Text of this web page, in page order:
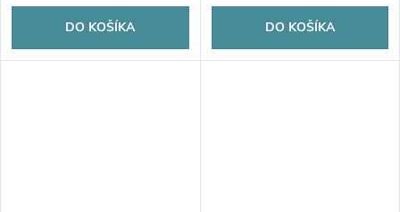
DO KOŠÍKA DO KOŠÍKA